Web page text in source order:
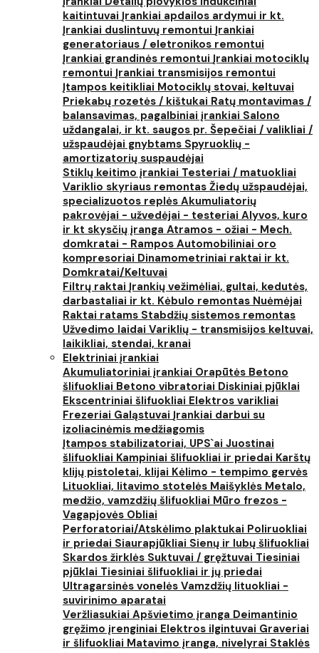
kaitintuvai Įrankiai apdailos ardymui ir kt.
Įrankiai duslintuvų remontui Įrankiai
generatoriaus / eletronikos remontui
Įrankiai grandinės remontui Įrankiai motociklų
remontui Įrankiai transmisijos remontui
Įtampos keitikliai Motociklų stovai, keltuvai
Priekabų rozetės / kištukai Ratų montavimas /
balansavimas, pagalbiniai įrankiai Salono
uždangalai, ir kt. saugos pr. Šepečiai / valikliai /
užspaudėjai gnybtams Spyruoklių -
amortizatorių suspaudėjai
Stiklų keitimo įrankiai Testeriai / matuokliai
Variklio skyriaus remontas Žiedų užspaudėjai,
specializuotos replės Akumuliatorių
pakrovėjai - užvedėjai - testeriai Alyvos, kuro
ir kt skysčių įranga Atramos - ožiai - Mech.
domkratai - Rampos Automobiliniai oro
kompresoriai Dinamometriniai raktai ir kt.
Domkratai/Keltuvai
Filtrų raktai Įrankių vežimėliai, gultai, kedutės,
darbastaliai ir kt. Kėbulo remontas Nuėmėjai
Raktai ratams Stabdžių sistemos remontas
Užvedimo laidai Variklių - transmisijos keltuvai,
laikikliai, stendai, kranai
Elektriniai įrankiai
Akumuliatoriniai įrankiai Orapūtės Betono
šlifuokliai Betono vibratoriai Diskiniai pjūklai
Ekscentriniai šlifuokliai Elektros varikliai
Frezeriai Galąstuvai Įrankiai darbui su
izoliacinėmis medžiagomis
Įtampos stabilizatoriai, UPS`ai Juostinai
šlifuokliai Kampiniai šlifuokliai ir priedai Karštų
klijų pistoletai, klijai Kėlimo - tempimo gervės
Lituokliai, litavimo stotelės Maišyklės Metalo,
medžio, vamzdžių šlifuokliai Mūro frezos -
Vagapjovės Obliai
Perforatoriai/Atskėlimo plaktukai Poliruokliai
ir priedai Siaurapjūkliai Sienų ir lubų šlifuokliai
Skardos žirklės Suktuvai / gręžtuvai Tiesiniai
pjūklai Tiesiniai šlifuokliai ir jų priedai
Ultragarsinės vonelės Vamzdžių lituokliai -
suvirinimo aparatai
Veržliasukiai Apšvietimo įranga Deimantinio
gręžimo įrenginiai Elektros ilgintuvai Graveriai
ir šlifuokliai Matavimo įranga, nivelyrai Staklės